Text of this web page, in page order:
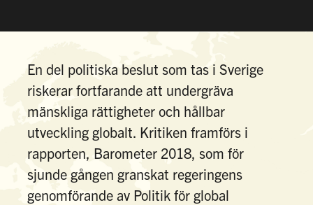
En del politiska beslut som tas i Sverige
riskerar fortfarande att undergräva
mänskliga rättigheter och hållbar
utveckling globalt. Kritiken framförs i
rapporten, Barometer 2018, som för
sjunde gången granskat regeringens
genomförande av Politik för global